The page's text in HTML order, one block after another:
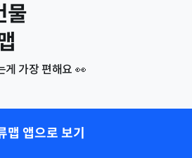
물
게 가장 편해요 👀
맵 앱으로 보기